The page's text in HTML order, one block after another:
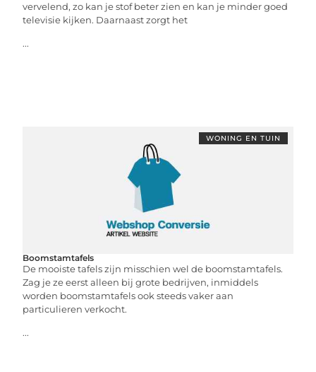
vervelend, zo kan je stof beter zien en kan je minder goed
televisie kijken. Daarnaast zorgt het
...
WONING EN TUIN
Boomstamtafels
De mooiste tafels zijn misschien wel de boomstamtafels.
Zag je ze eerst alleen bij grote bedrijven, inmiddels
worden boomstamtafels ook steeds vaker aan
particulieren verkocht.
...